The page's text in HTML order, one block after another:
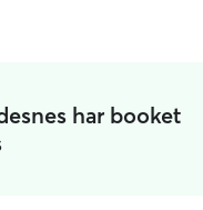
har booket